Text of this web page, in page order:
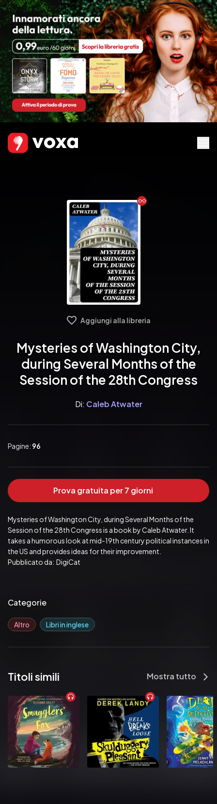
Ebook
Aggiungi alla libreria
Mysteries of Washington City,
during Several Months of the
Session of the 28th Congress
Di: Caleb Atwater
Pagine: 96
Prova gratuita per 7 giorni
Mysteries of Washington City, during Several Months of the
Session of the 28th Congress is a book by Caleb Atwater. It
takes a humorous look at mid-19th century political instances in
the US and provides ideas for their improvement.
Pubblicato da:  DigiCat
Categorie
Altro Libri in inglese
Titoli simili Mostra tutto